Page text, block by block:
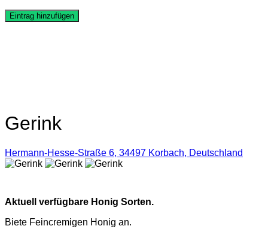
Eintrag hinzufügen
Gerink
Hermann-Hesse-Straße 6, 34497 Korbach, Deutschland
Aktuell verfügbare Honig Sorten.
Biete Feincremigen Honig an.